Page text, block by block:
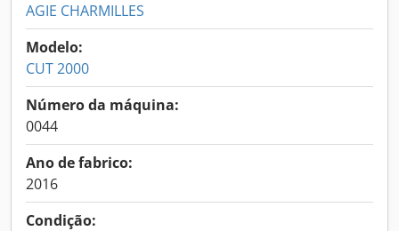
AGIE CHARMILLES
Modelo:
CUT 2000
Número da máquina:
0044
Ano de fabrico:
2016
Condição: